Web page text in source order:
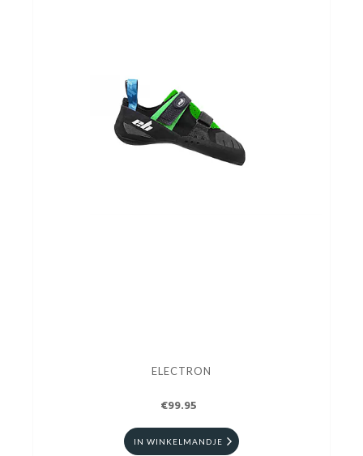
ELECTRON
€99.95
IN WINKELMANDJE